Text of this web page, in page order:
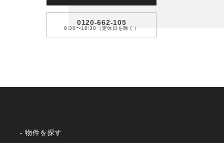
0120-662-105
9:30〜18:30（定休日を除く）
- 物件を探す